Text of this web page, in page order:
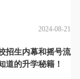
2024-08-21
招生内幕和摇号流
道的升学秘籍！